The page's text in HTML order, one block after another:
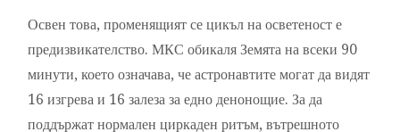
Освен това, променящият се цикъл на осветеност е
предизвикателство. МКС обикаля Земята на всеки 90
минути, което означава, че астронавтите могат да видят
16 изгрева и 16 залеза за едно денонощие. За да
поддържат нормален циркаден ритъм, вътрешното